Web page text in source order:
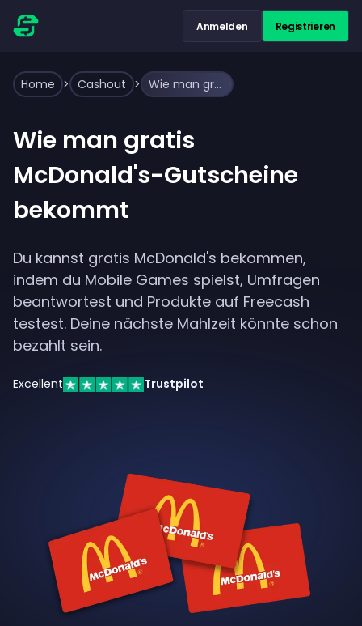
Anmelden Registrieren
Home > Cashout > Wie man gratis McDonald's-Gutscheine bekommt
Wie man gratis
McDonald's-Gutscheine
bekommt
Du kannst gratis McDonald's bekommen,
indem du Mobile Games spielst, Umfragen
beantwortest und Produkte auf Freecash
testest. Deine nächste Mahlzeit könnte schon
bezahlt sein.
Excellent Trustpilot